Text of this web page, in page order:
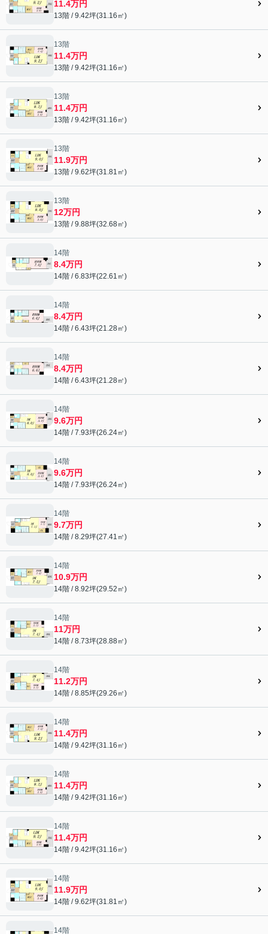
11.4万円
13階 / 9.42坪(31.16㎡)
13階
11.4万円
13階 / 9.42坪(31.16㎡)
13階
11.4万円
13階 / 9.42坪(31.16㎡)
13階
11.9万円
13階 / 9.62坪(31.81㎡)
13階
12万円
13階 / 9.88坪(32.68㎡)
14階
8.4万円
14階 / 6.83坪(22.61㎡)
14階
8.4万円
14階 / 6.43坪(21.28㎡)
14階
8.4万円
14階 / 6.43坪(21.28㎡)
14階
9.6万円
14階 / 7.93坪(26.24㎡)
14階
9.6万円
14階 / 7.93坪(26.24㎡)
14階
9.7万円
14階 / 8.29坪(27.41㎡)
14階
10.9万円
14階 / 8.92坪(29.52㎡)
14階
11万円
14階 / 8.73坪(28.88㎡)
14階
11.2万円
14階 / 8.85坪(29.26㎡)
14階
11.4万円
14階 / 9.42坪(31.16㎡)
14階
11.4万円
14階 / 9.42坪(31.16㎡)
14階
11.4万円
14階 / 9.42坪(31.16㎡)
14階
11.9万円
14階 / 9.62坪(31.81㎡)
14階